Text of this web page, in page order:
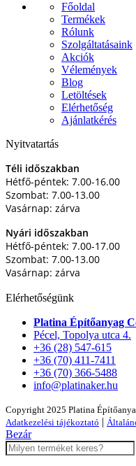
Főoldal
Termékek
Rólunk
Szolgáltatásaink
Akciók
Vélemények
Blog
Letöltések
Elérhetőség
Ajánlatkérés
Nyitvatartás
Téli időszakban
Hétfő-péntek: 7.00-16.00
Szombat: 7.00-13.00
Vasárnap: zárva
Nyári időszakban
Hétfő-péntek: 7.00-17.00
Szombat: 7.00-13.00
Vasárnap: zárva
Elérhetőségünk
Platina Építőanyag
Pécel, Topolya utca 4.
+36 (28) 547-615
+36 (70) 411-7411
+36 (70) 366-5488
info@platinaker.hu
Copyright 2025 Platina
Adatkezelési tájékoztató |
Bezár